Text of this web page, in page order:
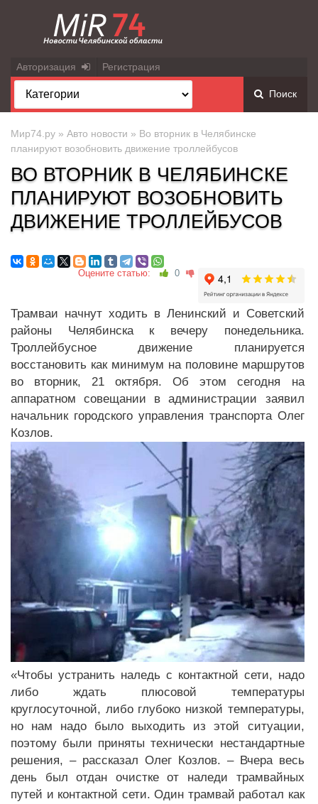
Авторизация Регистрация
Поиск
Мир74.ру » Авто новости » Во вторник в Челябинске
планируют возобновить движение троллейбусов
ВО ВТОРНИК В ЧЕЛЯБИНСКЕ
ПЛАНИРУЮТ ВОЗОБНОВИТЬ
ДВИЖЕНИЕ ТРОЛЛЕЙБУСОВ
Оцените статью: 0
Трамваи начнут ходить в Ленинский и Советский
районы Челябинска к вечеру понедельника.
Троллейбусное движение планируется
восстановить как минимум на половине маршрутов
во вторник, 21 октября. Об этом сегодня на
аппаратном совещании в администрации заявил
начальник городского управления транспорта Олег
Козлов.
«Чтобы устранить наледь с контактной сети, надо
либо ждать плюсовой температуры
круглосуточной, либо глубоко низкой температуры,
но нам надо было выходить из этой ситуации,
поэтому были приняты технически нестандартные
решения, – рассказал Олег Козлов. – Вчера весь
день был отдан очистке от наледи трамвайных
путей и контактной сети. Один трамвай работал как